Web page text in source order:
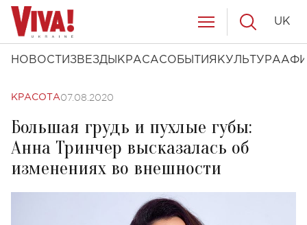
НОВОСТИ ЗВЕЗДЫ КРАСАСОБЫТИЯ КУЛЬТУРА
UK
КРАСОТА07.08.2020
Большая грудь и пухлые губы:
Анна Тринчер высказалась об
изменениях во внешности